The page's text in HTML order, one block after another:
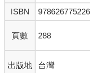
像義大利學者那樣吸引
全新的方式，來理解自己
個美國的前驅性研究，從
本，檢測後發現，總共遇
另外，在門的表面和電
是因為這些地方容易積灰
ISBN
頁數 288
出版地 台灣